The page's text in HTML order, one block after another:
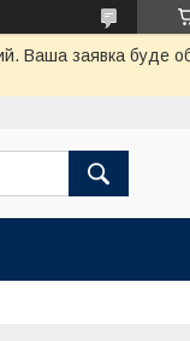
Ваша заявка буде